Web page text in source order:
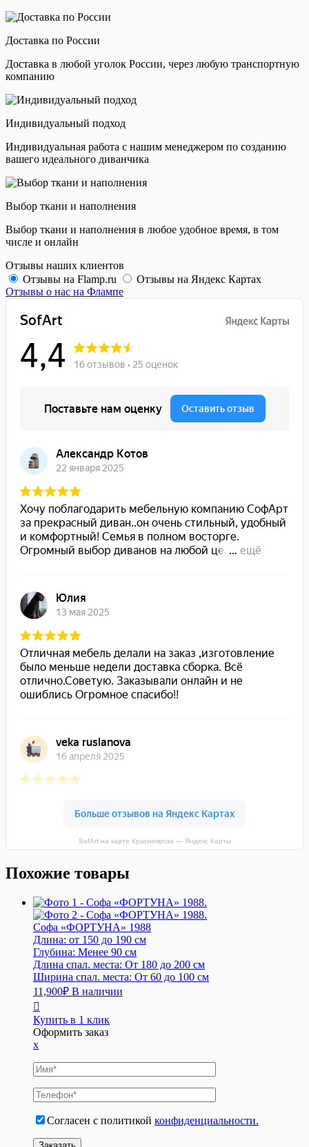
Доставка по России
Доставка в любой уголок России, через любую транспортную
компанию
Индивидуальный подход
Индивидуальная работа с нашим менеджером по созданию
вашего идеального диванчика
Выбор ткани и наполнения
Выбор ткани и наполнения в любое удобное время, в том
числе и онлайн
Отзывы наших клиентов
Отзывы на Flamp.ru
Отзывы на Яндекс Картах
Отзывы о нас на Флампе
SofArt на карте Красноярска — Яндекс Карты
Похожие товары
Софа «ФОРТУНА» 1988
Длина: от 150 до 190 см
Глубина: Менее 90 см
Длина спал. места: От 180 до 200 см
Ширина спал. места: От 60 до 100 см
11,900₽ В наличии
Купить в 1 клик
Оформить заказ
x
Согласен с политикой конфиденциальности.